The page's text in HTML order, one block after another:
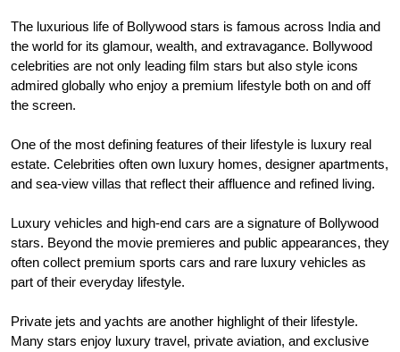
The luxurious life of Bollywood stars is famous across India and
the world for its glamour, wealth, and extravagance. Bollywood
celebrities are not only leading film stars but also style icons
admired globally who enjoy a premium lifestyle both on and off
the screen.
One of the most defining features of their lifestyle is luxury real
estate. Celebrities often own luxury homes, designer apartments,
and sea-view villas that reflect their affluence and refined living.
Luxury vehicles and high-end cars are a signature of Bollywood
stars. Beyond the movie premieres and public appearances, they
often collect premium sports cars and rare luxury vehicles as
part of their everyday lifestyle.
Private jets and yachts are another highlight of their lifestyle.
Many stars enjoy luxury travel, private aviation, and exclusive